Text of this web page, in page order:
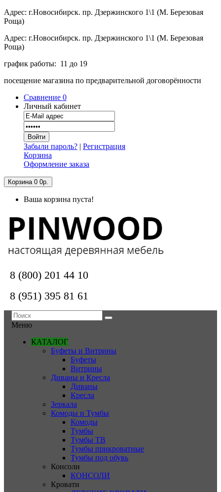
Адрес: г.Новосибирск. пр. Дзержинского 1\1 (М. Березовая
Роща)
Адрес: г.Новосибирск. пр. Дзержинского 1\1 (М. Березовая
Роща)
график работы: 11 до 19
посещение магазина по предварительной договорённости
Сравнение 0
Личный кабинет
Забыли пароль? | Регистрация
Корзина
Оформление заказа
Корзина 0 0р.
Ваша корзина пуста!
8 (800) 201 44 10
8 (951) 395 81 61
Меню
КАТАЛОГ
Буфеты и Витрины
Буфеты
Витрины
Диваны и Кресла
Диваны
Кресла
Зеркала
Комоды и Тумбы
Комоды
Тумбы
Тумбы ТВ
Тумбы прикроватные
Тумбы под обувь
Консоли
КОНСОЛИ
Кровати